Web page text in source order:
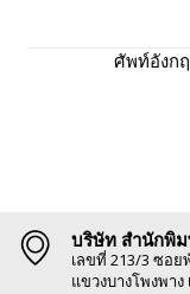
ศัพท์อังก
บริษัท สำนักพิม
เลขที่ 213/3 ซอ
แขวงบางโพงพาง